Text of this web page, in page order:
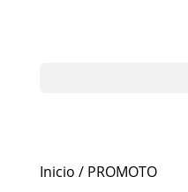
Inicio / PROMOTO